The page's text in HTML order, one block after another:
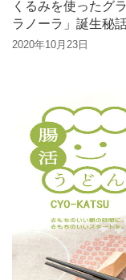
くるみを使ったグ
ラノーラ」誕生秘
2020年10月23日